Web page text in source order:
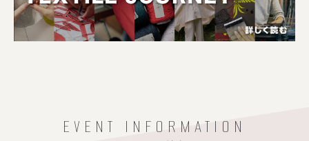
EVENT INFORMATION